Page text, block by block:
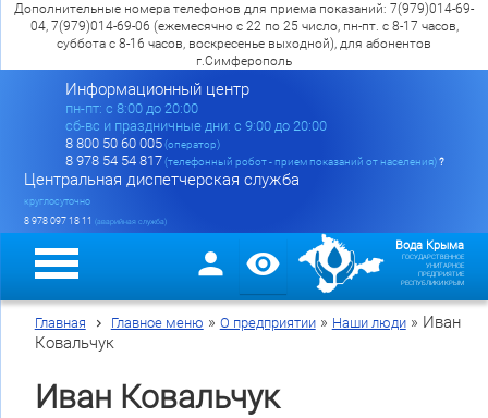
Дополнительные номера телефонов для приема показаний: 7(979)014-69-
04, 7(979)014-69-06 (ежемесячно с 22 по 25 число, пн-пт. с 8-17 часов,
суббота с 8-16 часов, воскресенье выходной), для абонентов
г.Симферополь
Информационный центр
пн-пт: c 8:00 до 20:00
сб-вс и праздничные дни: с 9:00 до 20:00
8 800 50 60 005(оператор)
8 978 54 54 817(телефонный робот - прием показаний от населения)?
Центральная диспетчерская служба
круглосуточно
8 978 097 18 11 (аварийная служба)
Вода Крыма
ГОСУДАРСТВЕННОЕ
УНИТАРНОЕ
ПРЕДПРИЯТИЕ
РЕСПУБЛИКИ КРЫМ
Главная Главное меню » О предприятии» Наши люди» Иван
Ковальчук
Иван Ковальчук